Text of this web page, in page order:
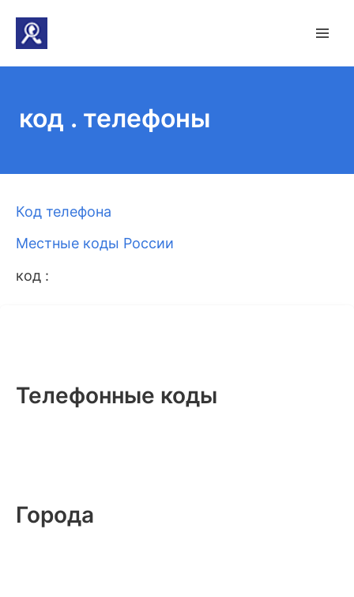
код . телефоны
Код телефона
Местные коды России
код :
Телефонные коды
Города